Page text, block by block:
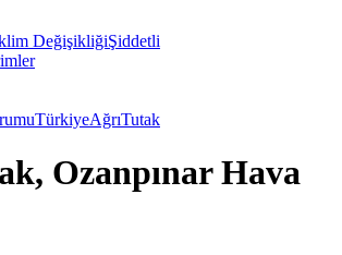
DeğişikliğiŞiddetli
TürkiyeAğrıTutak
Ozanpınar Hava